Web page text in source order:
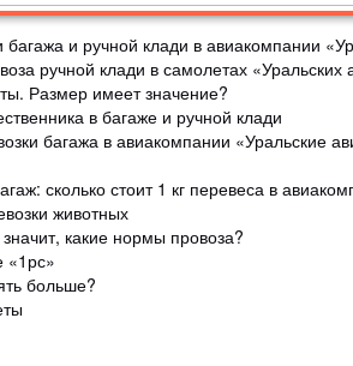
багажа и ручной клади в авиакомпании
ручной клади в самолетах «Уральских
Размер имеет значение?
в багаже и ручной клади
багажа в авиакомпании «Уральские
сколько стоит 1 кг перевеса в
животных
какие нормы провоза?
«1рс»
больше?